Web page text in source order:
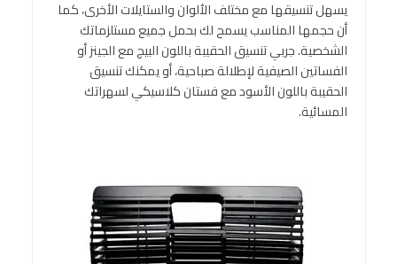
يسهل تنسيقها مع مختلف الألوان والستايلات الأخرى، كما
أن حجمها المناسب يسمح لك بحمل جميع مستلزماتك
الشخصية. جربي تنسيق الحقيبة باللون البيج مع الجينز أو
الفساتين الصيفية لإطلالة صباحية، أو يمكنك تنسيق
الحقيبة باللون الأسود مع فستان كلاسيكي لسهراتك
المسائية.